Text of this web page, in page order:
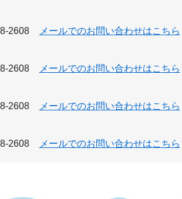
2608 メールでのお問い合わせはこちら
2608 メールでのお問い合わせはこちら
2608 メールでのお問い合わせはこちら
2608 メールでのお問い合わせはこちら